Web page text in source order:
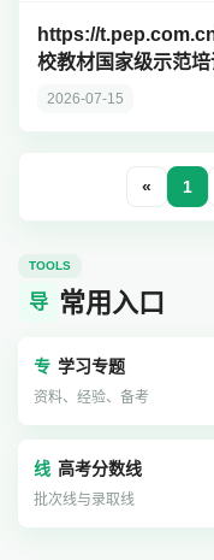
https://
校教材国家级示范培
2026-07-15
« 1
TOOLS
导 常用入口
专 学习专题
资料、经验、备考
线 高考分数线
批次线与录取线